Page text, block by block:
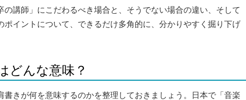
の講師」にこだわるべき場合と、そうでない場合の違い、そして
ポイントについて、できるだけ多角的に、分かりやすく掘り下げ
どんな意味？
書きが何を意味するのかを整理しておきましょう。日本で「音楽